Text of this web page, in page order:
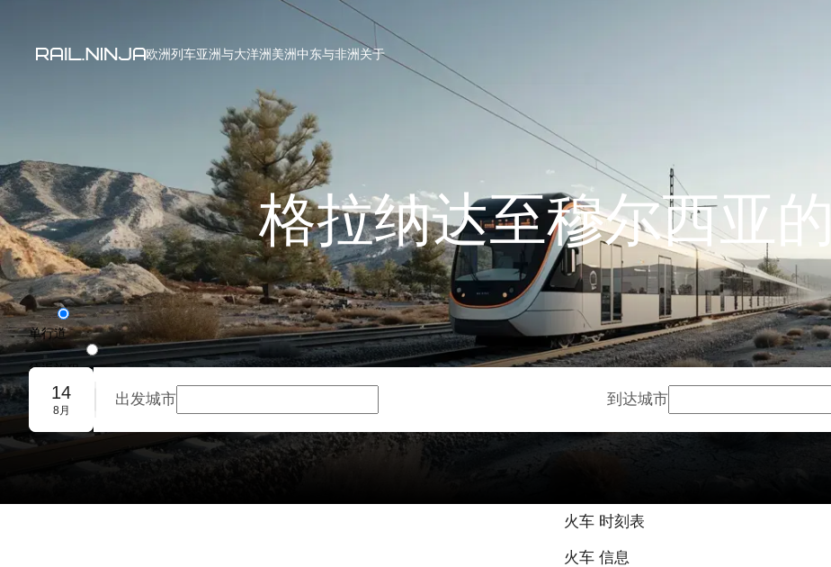
欧洲列车亚洲与大洋洲美洲中东与非洲关于
格拉纳达至穆尔西亚的
单行道
往返旅程
团体预订
14
8月
出发城市 到达城市
火车 时刻表
火车 信息